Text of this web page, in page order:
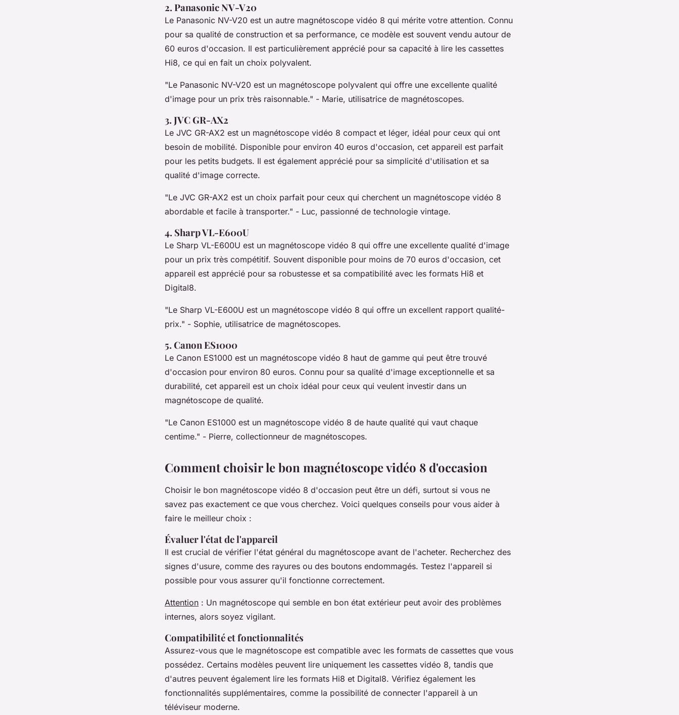
2. Panasonic NV-V20
Le Panasonic NV-V20 est un autre magnétoscope vidéo 8 qui mérite votre attention. Connu
pour sa qualité de construction et sa performance, ce modèle est souvent vendu autour de
60 euros d'occasion. Il est particulièrement apprécié pour sa capacité à lire les cassettes
Hi8, ce qui en fait un choix polyvalent.
"Le Panasonic NV-V20 est un magnétoscope polyvalent qui offre une excellente qualité
d'image pour un prix très raisonnable." - Marie, utilisatrice de magnétoscopes.
3. JVC GR-AX2
Le JVC GR-AX2 est un magnétoscope vidéo 8 compact et léger, idéal pour ceux qui ont
besoin de mobilité. Disponible pour environ 40 euros d'occasion, cet appareil est parfait
pour les petits budgets. Il est également apprécié pour sa simplicité d'utilisation et sa
qualité d'image correcte.
"Le JVC GR-AX2 est un choix parfait pour ceux qui cherchent un magnétoscope vidéo 8
abordable et facile à transporter." - Luc, passionné de technologie vintage.
4. Sharp VL-E600U
Le Sharp VL-E600U est un magnétoscope vidéo 8 qui offre une excellente qualité d'image
pour un prix très compétitif. Souvent disponible pour moins de 70 euros d'occasion, cet
appareil est apprécié pour sa robustesse et sa compatibilité avec les formats Hi8 et
Digital8.
"Le Sharp VL-E600U est un magnétoscope vidéo 8 qui offre un excellent rapport qualité-
prix." - Sophie, utilisatrice de magnétoscopes.
5. Canon ES1000
Le Canon ES1000 est un magnétoscope vidéo 8 haut de gamme qui peut être trouvé
d'occasion pour environ 80 euros. Connu pour sa qualité d'image exceptionnelle et sa
durabilité, cet appareil est un choix idéal pour ceux qui veulent investir dans un
magnétoscope de qualité.
"Le Canon ES1000 est un magnétoscope vidéo 8 de haute qualité qui vaut chaque
centime." - Pierre, collectionneur de magnétoscopes.
Comment choisir le bon magnétoscope vidéo 8 d'occasion
Choisir le bon magnétoscope vidéo 8 d'occasion peut être un défi, surtout si vous ne
savez pas exactement ce que vous cherchez. Voici quelques conseils pour vous aider à
faire le meilleur choix :
Évaluer l'état de l'appareil
Il est crucial de vérifier l'état général du magnétoscope avant de l'acheter. Recherchez des
signes d'usure, comme des rayures ou des boutons endommagés. Testez l'appareil si
possible pour vous assurer qu'il fonctionne correctement.
Attention : Un magnétoscope qui semble en bon état extérieur peut avoir des problèmes
internes, alors soyez vigilant.
Compatibilité et fonctionnalités
Assurez-vous que le magnétoscope est compatible avec les formats de cassettes que vous
possédez. Certains modèles peuvent lire uniquement les cassettes vidéo 8, tandis que
d'autres peuvent également lire les formats Hi8 et Digital8. Vérifiez également les
fonctionnalités supplémentaires, comme la possibilité de connecter l'appareil à un
téléviseur moderne.